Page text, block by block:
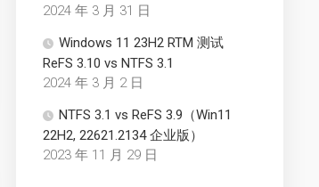
2024 年 3 月 31 日
Windows 11 23H2 RTM 测试
ReFS 3.10 vs NTFS 3.1
2024 年 3 月 2 日
NTFS 3.1 vs ReFS 3.9（Win11
22H2, 22621.2134 企业版）
2023 年 11 月 29 日